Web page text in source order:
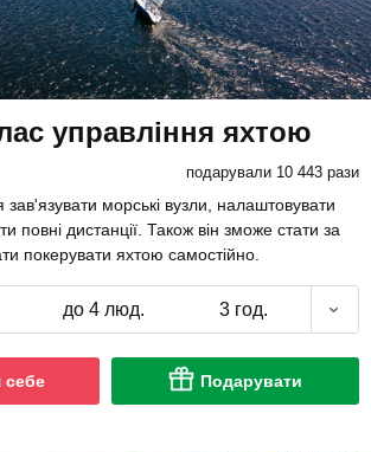
управління яхтою
подарували 10 443 рази
зав'язувати морські вузли, налаштовувати
повні дистанції. Також він зможе стати за
покерувати яхтою самостійно.
до 4 люд. 3 год.
себе Подарувати